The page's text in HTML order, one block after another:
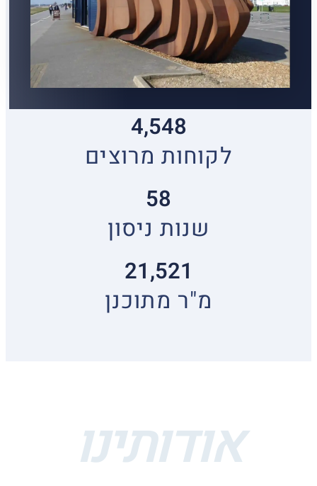
לקוחות מרוצים
4,548
שנות ניסון
58
מ"ר מתוכנן
21,521
אודותינו